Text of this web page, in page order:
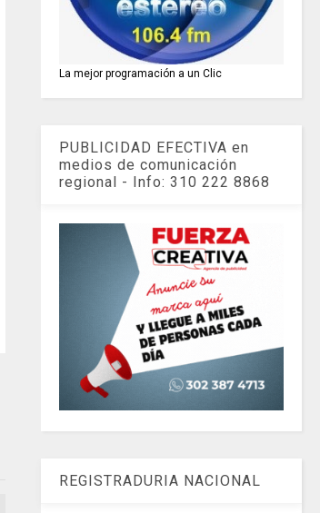
La mejor programación a un Clic
PUBLICIDAD EFECTIVA en
medios de comunicación
regional - Info: 310 222 8868
REGISTRADURIA NACIONAL